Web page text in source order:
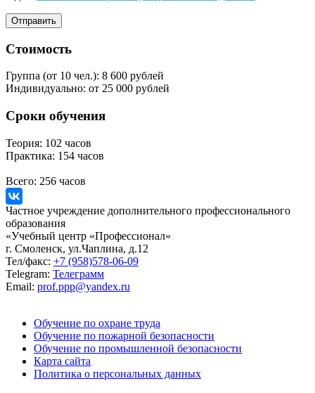
Стоимость
Группа (от 10 чел.): 8 600 рублей
Индивидуально: от 25 000 рублей
Сроки обучения
Теория: 102 часов
Практика: 154 часов
Всего: 256 часов
Частное учреждение дополнительного профессионального
образования
«Учебный центр «Профессионал»
г. Смоленск, ул.Чаплина, д.12
Тел/факс: +7 (958)578-06-09
Telegram: Телеграмм
Email: prof.ppp@yandex.ru
Обучение по охране труда
Обучение по пожарной безопасности
Обучение по промышленной безопасности
Карта сайта
Политика о персональных данных